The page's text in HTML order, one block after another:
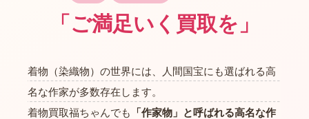
「ご満足いく買取を」
着物（染織物）の世界には、人間国宝にも選ばれる高
名な作家が多数存在します。
着物買取福ちゃんでも
「作家物」と呼ばれる高名な作